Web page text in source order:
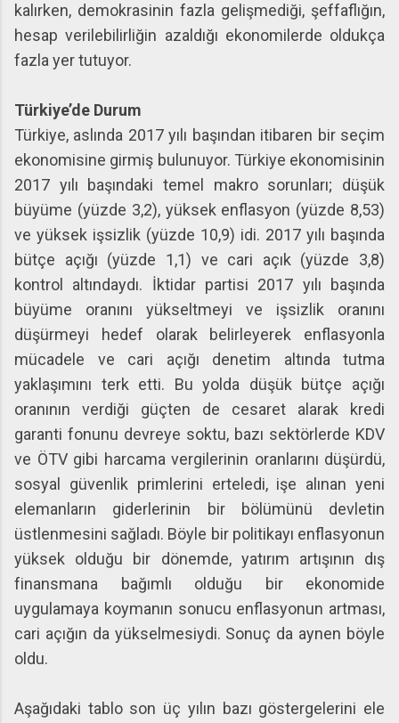
kalırken, demokrasinin fazla gelişmediği, şeffaflığın,
hesap verilebilirliğin azaldığı ekonomilerde oldukça
fazla yer tutuyor.
Türkiye’de Durum
Türkiye, aslında 2017 yılı başından itibaren bir seçim
ekonomisine girmiş bulunuyor. Türkiye ekonomisinin
2017 yılı başındaki temel makro sorunları; düşük
büyüme (yüzde 3,2), yüksek enflasyon (yüzde 8,53)
ve yüksek işsizlik (yüzde 10,9) idi. 2017 yılı başında
bütçe açığı (yüzde 1,1) ve cari açık (yüzde 3,8)
kontrol altındaydı. İktidar partisi 2017 yılı başında
büyüme oranını yükseltmeyi ve işsizlik oranını
düşürmeyi hedef olarak belirleyerek enflasyonla
mücadele ve cari açığı denetim altında tutma
yaklaşımını terk etti. Bu yolda düşük bütçe açığı
oranının verdiği güçten de cesaret alarak kredi
garanti fonunu devreye soktu, bazı sektörlerde KDV
ve ÖTV gibi harcama vergilerinin oranlarını düşürdü,
sosyal güvenlik primlerini erteledi, işe alınan yeni
elemanların giderlerinin bir bölümünü devletin
üstlenmesini sağladı. Böyle bir politikayı enflasyonun
yüksek olduğu bir dönemde, yatırım artışının dış
finansmana bağımlı olduğu bir ekonomide
uygulamaya koymanın sonucu enflasyonun artması,
cari açığın da yükselmesiydi. Sonuç da aynen böyle
oldu.
Aşağıdaki tablo son üç yılın bazı göstergelerini ele